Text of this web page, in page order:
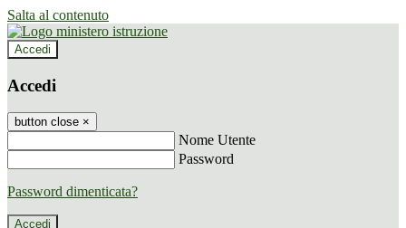
Salta al contenuto
Accedi
Accedi
button close ×
Nome Utente
Password
Password dimenticata?